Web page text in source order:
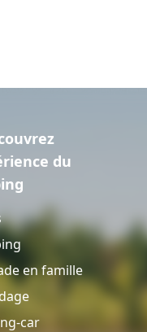
du
en famille
car